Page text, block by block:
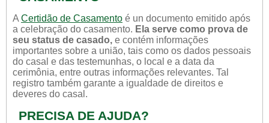
A Certidão de Casamento é un documento emitido após
a celebração do casamento. Ela serve como prova de
seu status de casado, e contém informações
importantes sobre a união, tais como os dados pessoais
do casal e das testemunhas, o local e a data da
cerimônia, entre outras informações relevantes. Tal
registro também garante a igualdade de direitos e
deveres do casal.
PRECISA DE AJUDA?